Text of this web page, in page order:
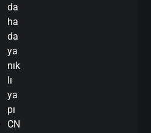
da
ha
da
ya
nık
lı
ya
pı
CN